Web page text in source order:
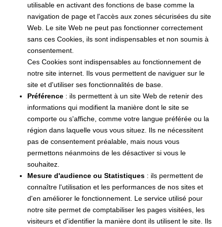
utilisable en activant des fonctions de base comme la
navigation de page et l'accès aux zones sécurisées du site
Web. Le site Web ne peut pas fonctionner correctement
sans ces Cookies, ils sont indispensables et non soumis à
consentement.
Ces Cookies sont indispensables au fonctionnement de
notre site internet. Ils vous permettent de naviguer sur le
site et d'utiliser ses fonctionnalités de base.
Préférence : ils permettent à un site Web de retenir des
informations qui modifient la manière dont le site se
comporte ou s'affiche, comme votre langue préférée ou la
région dans laquelle vous vous situez. Ils ne nécessitent
pas de consentement préalable, mais nous vous
permettons néanmoins de les désactiver si vous le
souhaitez.
Mesure d'audience ou Statistiques : ils permettent de
connaître l'utilisation et les performances de nos sites et
d'en améliorer le fonctionnement. Le service utilisé pour
notre site permet de comptabiliser les pages visitées, les
visiteurs et d'identifier la manière dont ils utilisent le site. Ils